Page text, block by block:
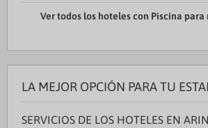
Ver todos los hoteles con Piscina
LA MEJOR OPCIÓN PARA TU
SERVICIOS DE LOS HOTELES EN